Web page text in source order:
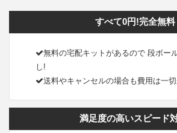
すべて0円!完全無料
無料の宅配キットがあるので 段ボー
し!
送料やキャンセルの場合も費用は一
満足度の高いスピード